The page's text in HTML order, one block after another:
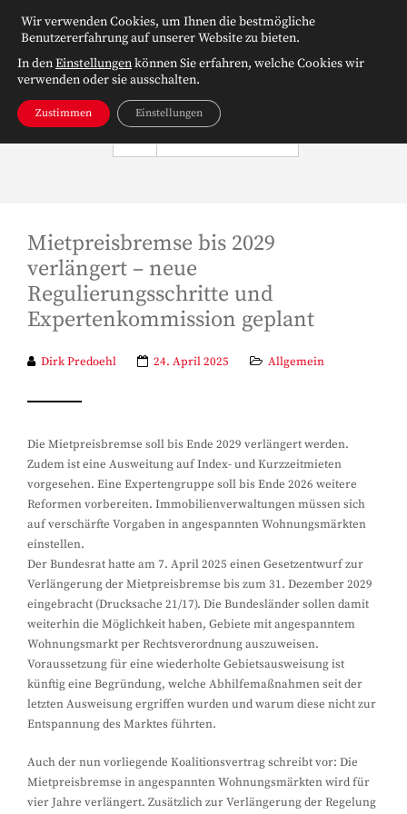
Mietpreisbremse bis 2029
verlängert – neue
Regulierungsschritte und
Expertenkommission geplant
Dirk Predoehl 24. April 2025 Allgemein
Die Mietpreisbremse soll bis Ende 2029 verlängert werden.
Zudem ist eine Ausweitung auf Index- und Kurzzeitmieten
vorgesehen. Eine Expertengruppe soll bis Ende 2026 weitere
Reformen vorbereiten. Immobilienverwaltungen müssen sich
auf verschärfte Vorgaben in angespannten Wohnungsmärkten
einstellen.
Der Bundesrat hatte am 7. April 2025 einen Gesetzentwurf zur
Verlängerung der Mietpreisbremse bis zum 31. Dezember 2029
eingebracht (Drucksache 21/17). Die Bundesländer sollen damit
weiterhin die Möglichkeit haben, Gebiete mit angespanntem
Wohnungsmarkt per Rechtsverordnung auszuweisen.
Voraussetzung für eine wiederholte Gebietsausweisung ist
künftig eine Begründung, welche Abhilfemaßnahmen seit der
letzten Ausweisung ergriffen wurden und warum diese nicht zur
Entspannung des Marktes führten.
Auch der nun vorliegende Koalitionsvertrag schreibt vor: Die
Mietpreisbremse in angespannten Wohnungsmärkten wird für
vier Jahre verlängert. Zusätzlich zur Verlängerung der Regelung
Wir verwenden Cookies, um Ihnen die bestmögliche
Benutzererfahrung auf unserer Website zu bieten.
In denEinstellungenkönnen Sie erfahren, welche Cookies wir
verwenden oder sie ausschalten.
Zustimmen Einstellungen